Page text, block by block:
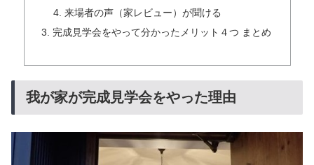
来場者の声（家レビュー）が聞ける
完成見学会をやって分かったメリット４つ まとめ
我が家が完成見学会をやった理由